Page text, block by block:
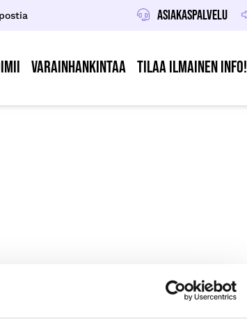
Asiakaspalvelu
Varainhankintaa Tilaa ilmainen info!